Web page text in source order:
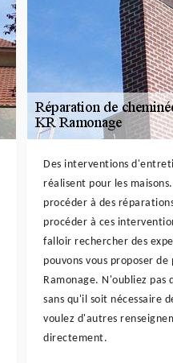
Des interventions
réalisent pour les
procéder à des
procéder à ces
falloir rechercher des
pouvons vous proposer
Ramonage. N'oubliez pas
sans qu'il soit nécessaire
voulez d'autres
directement.